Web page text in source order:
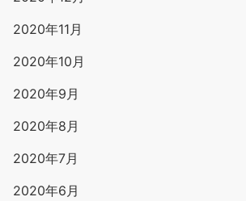
2020年11月
2020年10月
2020年9月
2020年8月
2020年7月
2020年6月